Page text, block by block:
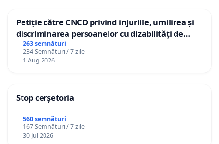
Petiție către CNCD privind injuriile, umilirea și
discriminarea persoanelor cu dizabilități de
către utilizatorul TikTok „Gorici”
263 semnături
234 Semnături / 7 zile
1 Aug 2026
Stop cerșetoria
560 semnături
167 Semnături / 7 zile
30 Jul 2026